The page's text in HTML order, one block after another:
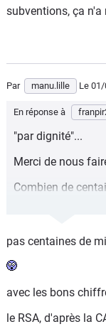
subventions, ça n'a
Par manu.lille Le
En réponse à
"par dignité"...
Merci de nous
Combien de
alors qu'ils n'y
l'étranger...etc etc)
Et les fraudes à la
pas centaines de
avec les bons
le RSA, d'après la